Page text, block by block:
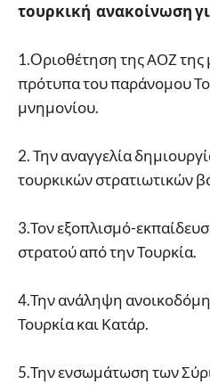
τουρκική ανακοίνωση
1.Oριοθέτηση της ΑΟΖ της
πρότυπα του παράνομου
μνημονίου.
2. Την αναγγελία
τουρκικών στρατιωτικών
3.Τον εξοπλισμό-
στρατού από την Τουρκία.
4.Την ανάληψη
Τουρκία και Κατάρ.
5.Την ενσωμάτωση των